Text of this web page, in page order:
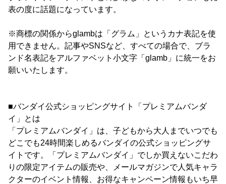
表の度に話題になっています。
※商標の関係からglambは「グラム」というカナ表記を使
用できません。記事やSNSなど、すべての場合で、ブラ
ンド名表記をアルファベット小文字「glamb」に統一をお
願いいたします。
■バンダイ公式ショッピングサイト「プレミアムバンダ
イ」とは
「プレミアムバンダイ」は、子どもから大人までいつでも
どこでも24時間楽しめるバンダイの公式ショッピングサ
イトです。「プレミアムバンダイ」でしか買えないこだわ
りの限定アイテムの販売や、メールマガジンで人気キャラ
クターのイベント情報、お得なキャンペーン情報もいち早